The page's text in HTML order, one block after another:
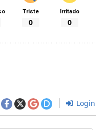
Triste
0
Irritado
0
Login